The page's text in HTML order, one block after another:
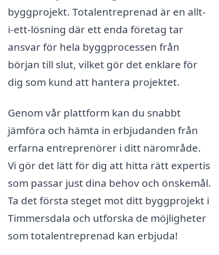
byggprojekt. Totalentreprenad är en allt-
i-ett-lösning där ett enda företag tar
ansvar för hela byggprocessen från
början till slut, vilket gör det enklare för
dig som kund att hantera projektet.
Genom vår plattform kan du snabbt
jämföra och hämta in erbjudanden från
erfarna entreprenörer i ditt närområde.
Vi gör det lätt för dig att hitta rätt expertis
som passar just dina behov och önskemål.
Ta det första steget mot ditt byggprojekt i
Timmersdala och utforska de möjligheter
som totalentreprenad kan erbjuda!